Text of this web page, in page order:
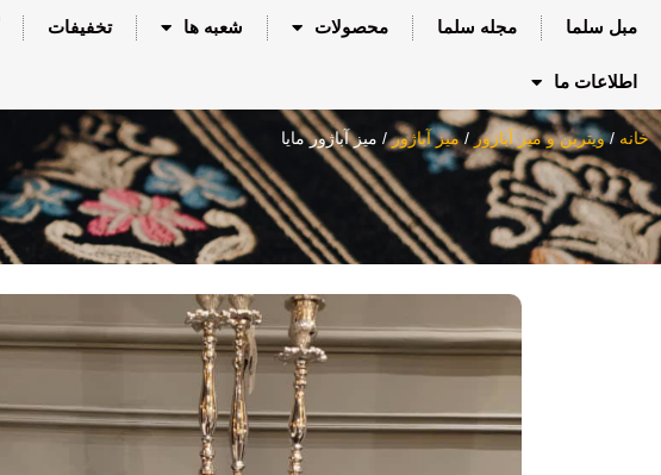
مبل سلما مجله سلما محصولات شعبه ها تخفیفات
اطلاعات ما
خانه /ویترین و میز آباژور /میز آباژور/ میز آباژور مایا